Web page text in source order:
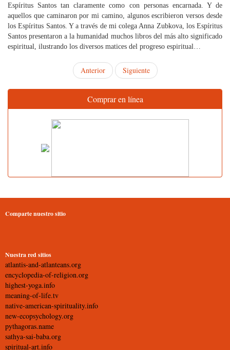
Espíritus Santos tan claramente como con personas encarnada. Y de
aquellos que caminaron por mi camino, algunos escribieron versos desde
los Espíritus Santos. Y a través de mi colega Anna Zubkova, los Espíritus
Santos presentaron a la humanidad muchos libros del más alto significado
espiritual, ilustrando los diversos matices del progreso espiritual…
Anterior Siguiente
Comprar en línea
Comparte nuestro sitio
Nuestra red sitios
atlantis-and-atlanteans.org
encyclopedia-of-religion.org
highest-yoga.info
meaning-of-life.tv
native-american-spirituality.info
new-ecopsychology.org
pythagoras.name
sathya-sai-baba.org
spiritual-art.info